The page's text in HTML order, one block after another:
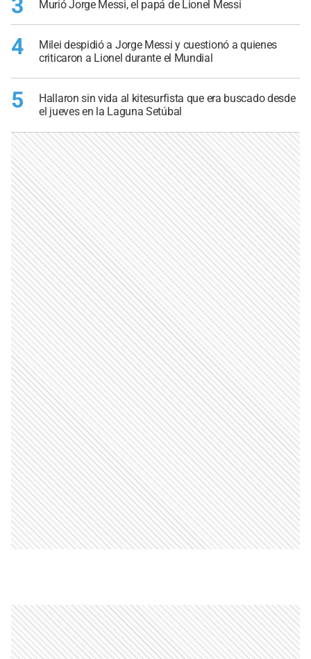
3 Murió Jorge Messi, el papá de Lionel Messi
4
Milei despidió a Jorge Messi y cuestionó a quienes
criticaron a Lionel durante el Mundial
5
Hallaron sin vida al kitesurfista que era buscado desde
el jueves en la Laguna Setúbal